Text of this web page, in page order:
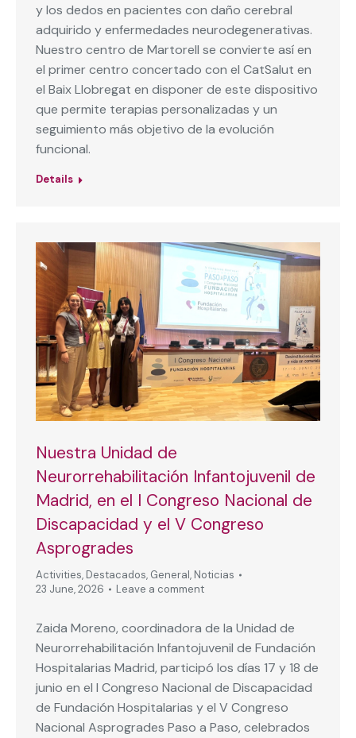
y los dedos en pacientes con daño cerebral
adquirido y enfermedades neurodegenerativas.
Nuestro centro de Martorell se convierte así en
el primer centro concertado con el CatSalut en
el Baix Llobregat en disponer de este dispositivo
que permite terapias personalizadas y un
seguimiento más objetivo de la evolución
funcional.
Details
Nuestra Unidad de
Neurorrehabilitación Infantojuvenil de
Madrid, en el I Congreso Nacional de
Discapacidad y el V Congreso
Asprogrades
Activities, Destacados, General, Noticias
23 June, 2026
Leave a comment
Zaida Moreno, coordinadora de la Unidad de
Neurorrehabilitación Infantojuvenil de Fundación
Hospitalarias Madrid, participó los días 17 y 18 de
junio en el I Congreso Nacional de Discapacidad
de Fundación Hospitalarias y el V Congreso
Nacional Asprogrades Paso a Paso, celebrados